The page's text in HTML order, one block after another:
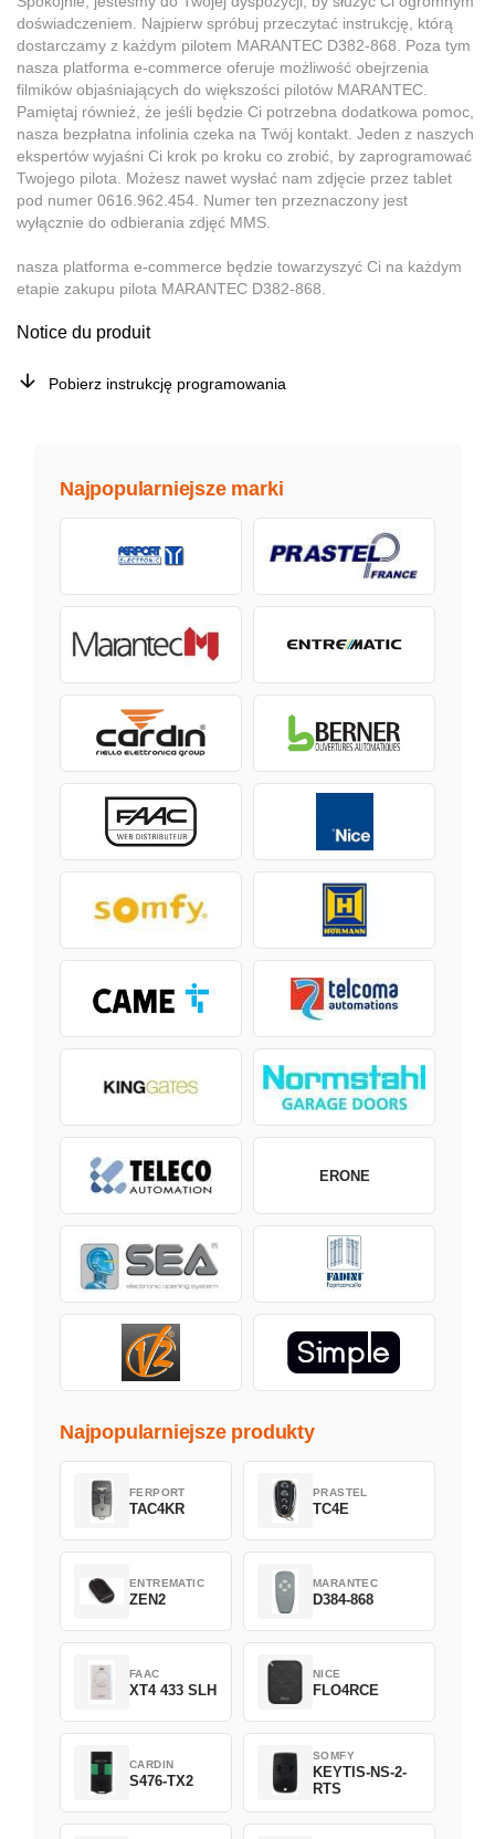
doświadczeniem. Najpierw spróbuj przeczytać instrukcję, którą
dostarczamy z każdym pilotem MARANTEC D382-868. Poza tym
nasza platforma e-commerce oferuje możliwość obejrzenia
filmików objaśniających do większości pilotów MARANTEC.
Pamiętaj również, że jeśli będzie Ci potrzebna dodatkowa pomoc,
nasza bezpłatna infolinia czeka na Twój kontakt. Jeden z naszych
ekspertów wyjaśni Ci krok po kroku co zrobić, by zaprogramować
Twojego pilota. Możesz nawet wysłać nam zdjęcie przez tablet
pod numer 0616.962.454. Numer ten przeznaczony jest
wyłącznie do odbierania zdjęć MMS.
nasza platforma e-commerce będzie towarzyszyć Ci na każdym
etapie zakupu pilota MARANTEC D382-868.
Notice du produit
Pobierz instrukcję programowania
Najpopularniejsze marki
ERONE
Najpopularniejsze produkty
FERPORT
TAC4KR
PRASTEL
TC4E
ENTREMATIC
ZEN2
MARANTEC
D384-868
FAAC
XT4 433 SLH
NICE
FLO4RCE
CARDIN
S476-TX2
SOMFY
KEYTIS-NS-2-
RTS